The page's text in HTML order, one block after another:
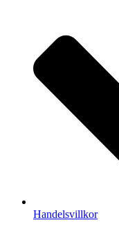
Handelsvillkor